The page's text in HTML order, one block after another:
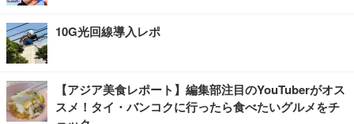
10G光回線導入レポ
【アジア美食レポート】編集部注目のYouTuberがオス
スメ！タイ・バンコクに行ったら食べたいグルメをチ